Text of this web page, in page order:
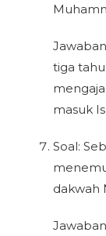
tiga
masuk
Soal:
dakwah